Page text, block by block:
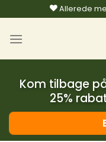
til
indhold
Allerede
Kom tilbage
25%